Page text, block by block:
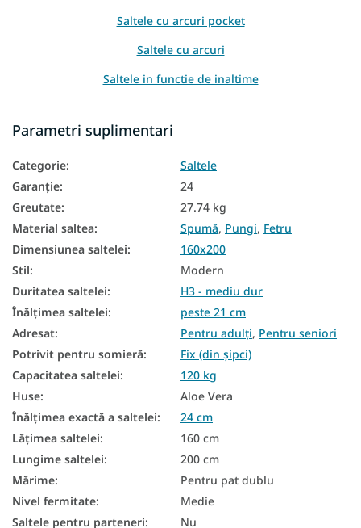
Saltele cu arcuri pocket
Saltele cu arcuri
Saltele in functie de inaltime
Saltele înalte
Saltea Aloe Vera
Saltea din spumă PUR
Saltele naturale
Saltele de podea
Saltele în funcție de fermitate
Saltele dure
Saltele zonale
Saltele mari
Saltele antialergice
Saltele antibacteriene
Saltea cu 7 zone
Saltele de buzunar 160x200
Parametri suplimentari
Categorie:
Saltele
Garanţie:
24
Greutate:
27.74 kg
Material saltea: Spumă, Pungi, Fetru
Dimensiunea saltelei:
160x200
Stil:
Modern
Duritatea saltelei:
H3 - mediu dur
Înălțimea saltelei:
peste 21 cm
Adresat: Pentru adulți, Pentru seniori
Potrivit pentru somieră:
Fix (din șipci)
Capacitatea saltelei:
120 kg
Huse:
Aloe Vera
Înălțimea exactă a saltelei:
24 cm
Lățimea saltelei:
160 cm
Lungime saltelei:
200 cm
Mărime:
Pentru pat dublu
Nivel fermitate:
Medie
Saltele pentru parteneri: Nu